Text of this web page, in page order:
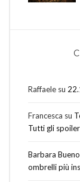
Raffaele su
Francesca su
Tutti gli
Barbara Bueno
ombrelli più